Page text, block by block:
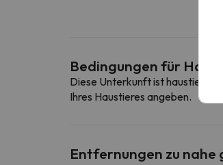
Bedingungen für
Diese Unterkunft ist
Ihres Haustieres angeben.
Entfernungen zu nahe